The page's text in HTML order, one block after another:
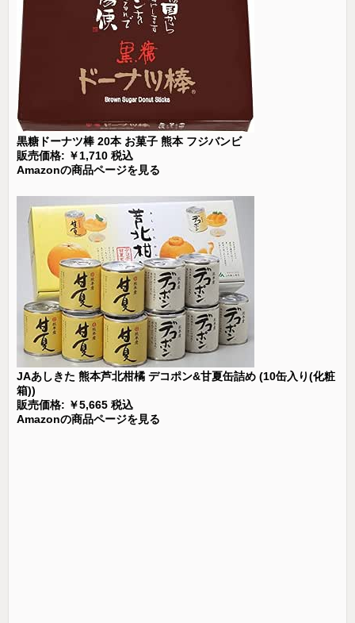
黒糖ドーナツ棒 20本 お菓子 熊本 フジバンビ
販売価格: ￥1,710 税込
Amazonの商品ページを見る
JAあしきた 熊本芦北柑橘 デコポン&甘夏缶詰め (10缶入り(化粧
箱))
販売価格: ￥5,665 税込
Amazonの商品ページを見る